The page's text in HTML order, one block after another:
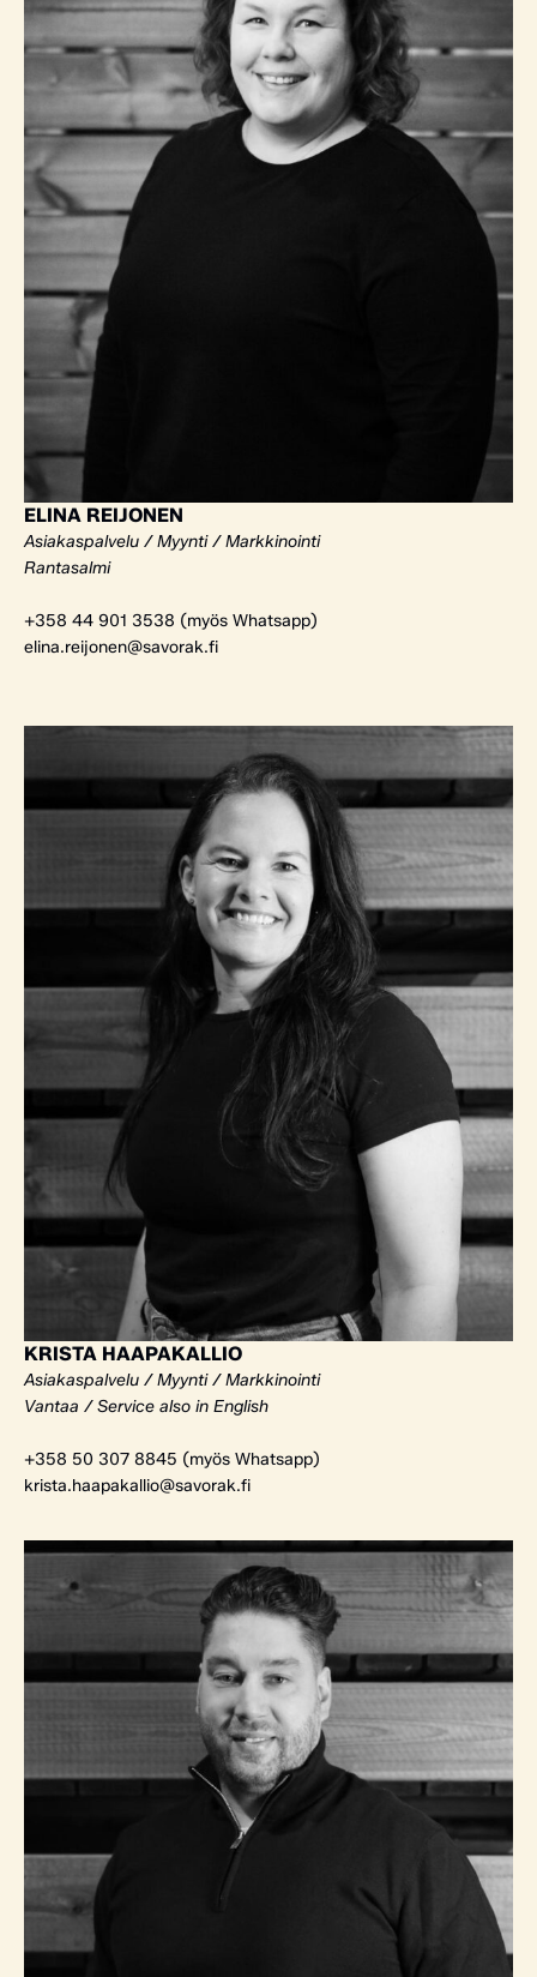
ELINA REIJONEN
Asiakaspalvelu / Myynti / Markkinointi
Rantasalmi
+358 44 901 3538 (myös Whatsapp)
elina.reijonen@savorak.fi
KRISTA HAAPAKALLIO
Asiakaspalvelu / Myynti / Markkinointi
Vantaa / Service also in English
+358 50 307 8845 (myös Whatsapp)
krista.haapakallio@savorak.fi